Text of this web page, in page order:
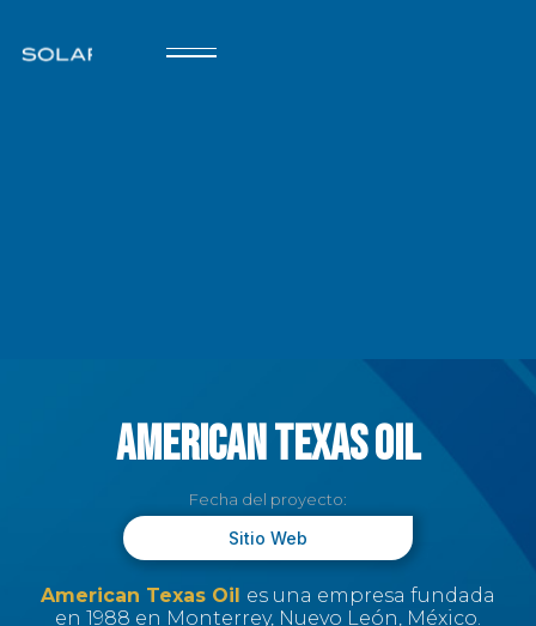
American Texas Oil
Fecha del proyecto:
Sitio Web
American Texas Oil es una empresa fundada
en 1988 en Monterrey, Nuevo León, México.